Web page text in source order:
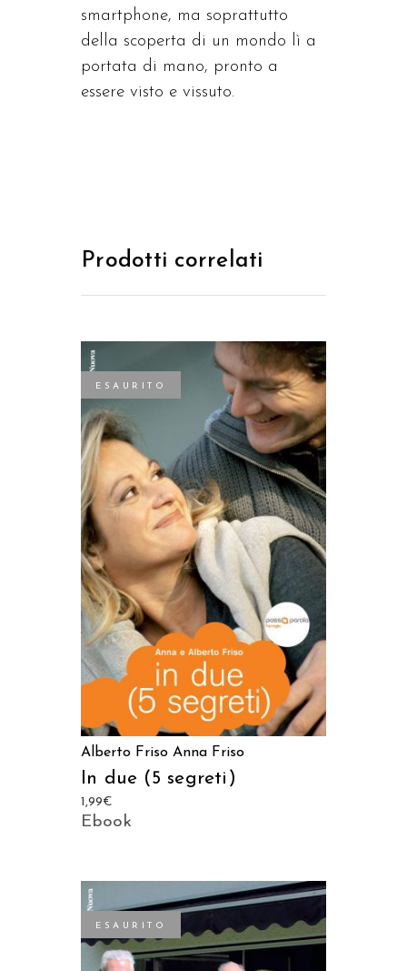
smartphone, ma soprattutto
della scoperta di un mondo lì a
portata di mano, pronto a
essere visto e vissuto.
Prodotti correlati
ESAURITO
LEGGI TUTTO
Alberto Friso Anna Friso
In due (5 segreti)
1,99€
Ebook
ESAURITO